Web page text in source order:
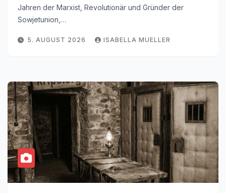
Jahren der Marxist, Revolutionär und Gründer der
Sowjetunion,…
5. AUGUST 2026 ISABELLA MUELLER